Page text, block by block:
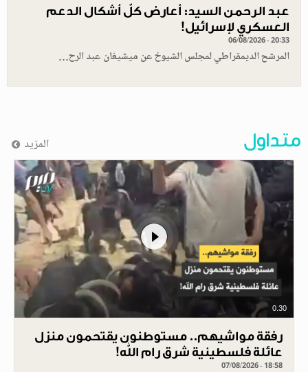
عبد الرحمن السيد: أعارض كلّ أشكال الدعم
العسكري لإسرائيل!
06/08/2026 - 20:33
المرشح الديمقراطي لمجلس الشيوخ عن ميشيغان عبد الرح…
متداول المزيد
0.30
رفقة مواشيهم.. مستوطنون يقتحمون منزل
عائلة فلسطينية شرق رام الله!
07/08/2026 - 18:58